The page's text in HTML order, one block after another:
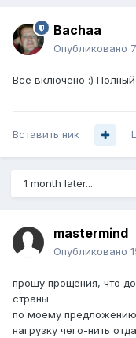
Bachaa
Опубликовано
Все включено :) Полный
Вставить ник
1 month later...
mastermind
Опубликовано
прошу прощения, что
страны.
по моему предложению
нагрузку чего-нить